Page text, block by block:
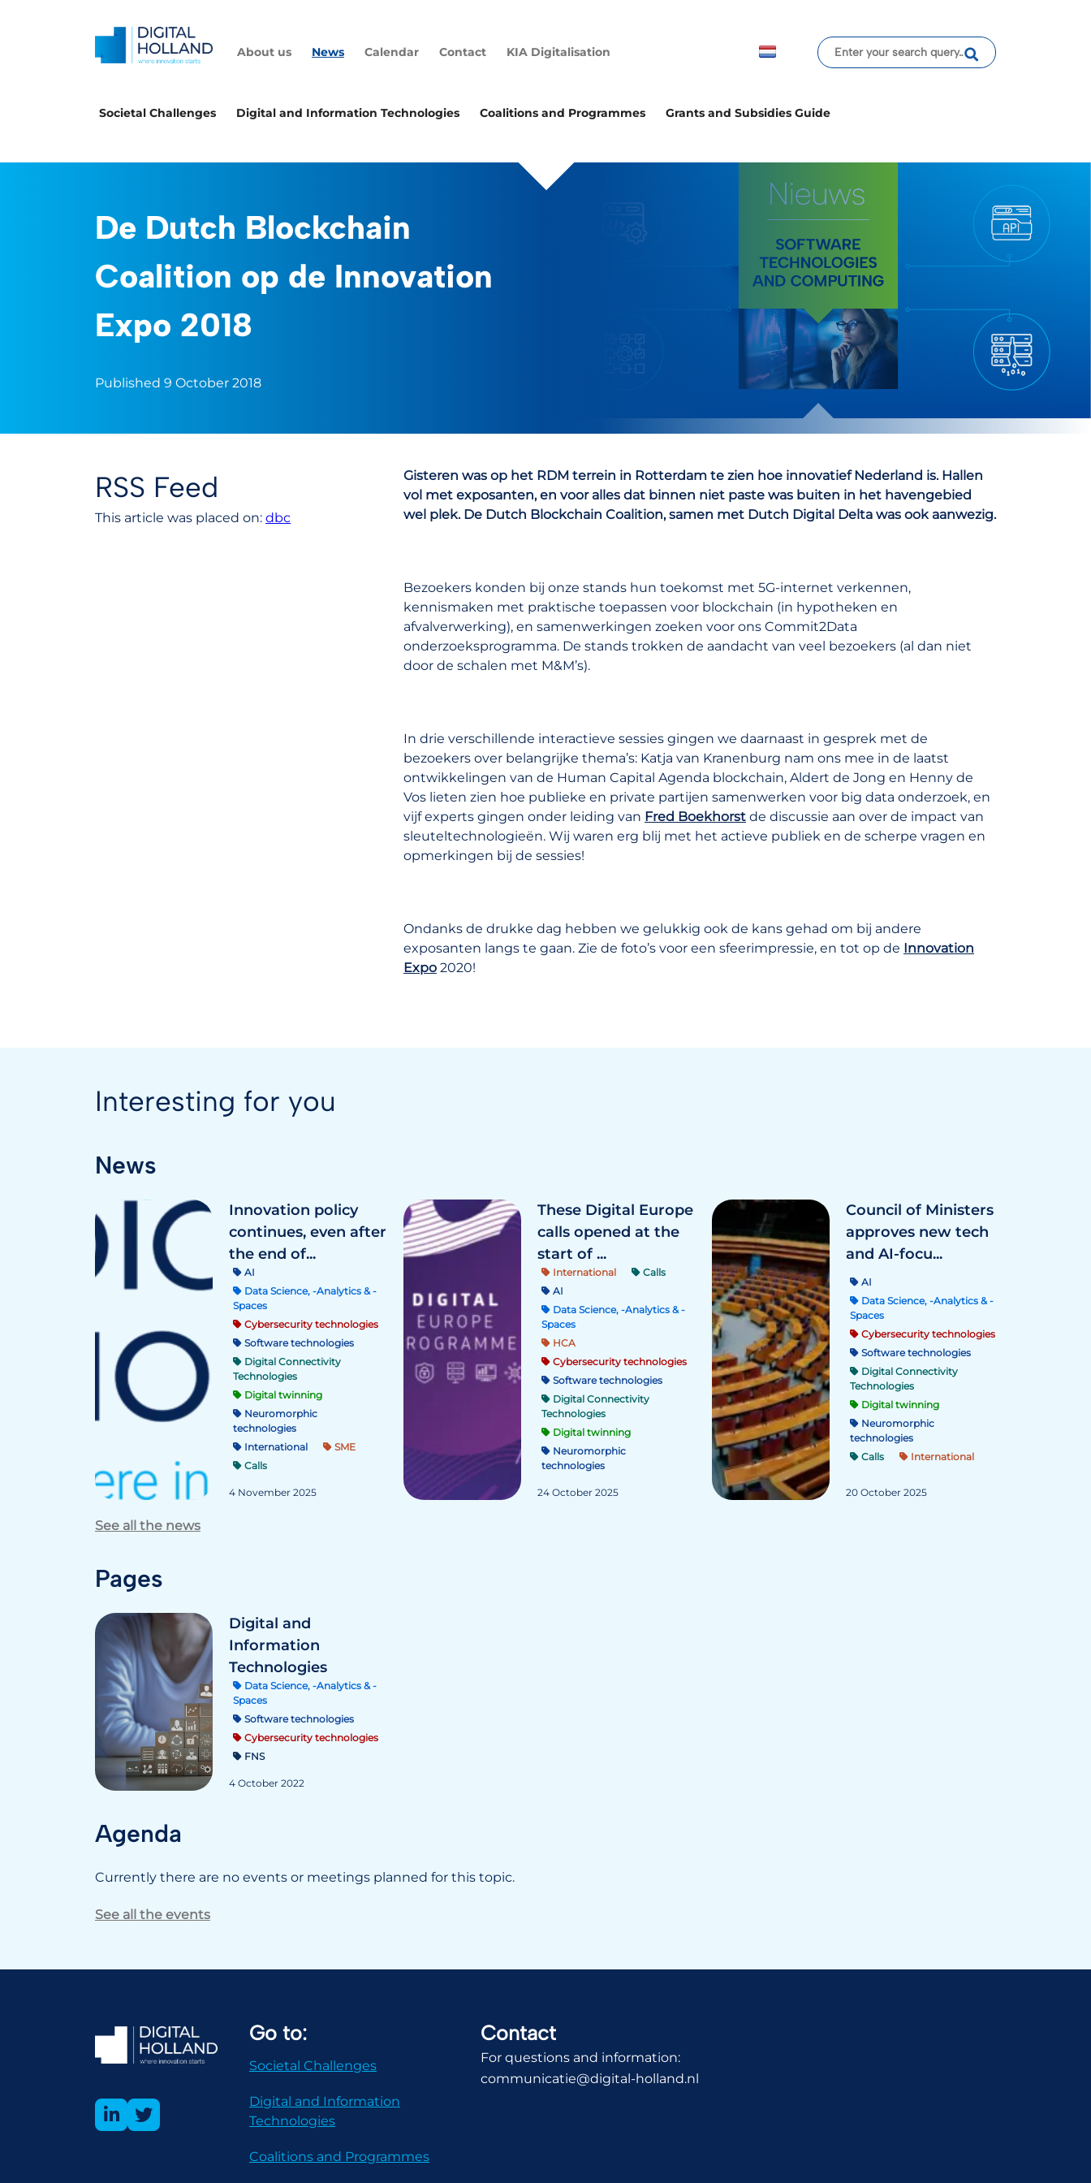
About us News Calendar Contact KIA Digitalisation
Societal Challenges Digital and Information Technologies Coalitions and Programmes Grants and Subsidies Guide
De Dutch Blockchain
Coalition op de Innovation
Expo 2018
Published 9 October 2018
RSS Feed
This article was placed on: dbc
Gisteren was op het RDM terrein in Rotterdam te zien hoe innovatief Nederland is. Hallen
vol met exposanten, en voor alles dat binnen niet paste was buiten in het havengebied
wel plek. De Dutch Blockchain Coalition, samen met Dutch Digital Delta was ook aanwezig.
Bezoekers konden bij onze stands hun toekomst met 5G-internet verkennen,
kennismaken met praktische toepassen voor blockchain (in hypotheken en
afvalverwerking), en samenwerkingen zoeken voor ons Commit2Data
onderzoeksprogramma. De stands trokken de aandacht van veel bezoekers (al dan niet
door de schalen met M&M’s).
In drie verschillende interactieve sessies gingen we daarnaast in gesprek met de
bezoekers over belangrijke thema’s: Katja van Kranenburg nam ons mee in de laatst
ontwikkelingen van de Human Capital Agenda blockchain, Aldert de Jong en Henny de
Vos lieten zien hoe publieke en private partijen samenwerken voor big data onderzoek, en
vijf experts gingen onder leiding van Fred Boekhorst de discussie aan over de impact van
sleuteltechnologieën. Wij waren erg blij met het actieve publiek en de scherpe vragen en
opmerkingen bij de sessies!
Ondanks de drukke dag hebben we gelukkig ook de kans gehad om bij andere
exposanten langs te gaan. Zie de foto’s voor een sfeerimpressie, en tot op de Innovation
Expo 2020!
Interesting for you
News
Innovation policy
continues, even after
the end of...
AI
Data Science, -Analytics & -
Spaces
Cybersecurity technologies
Software technologies
Digital Connectivity
Technologies
Digital twinning
Neuromorphic
technologies
International
SME
Calls
4 November 2025
These Digital Europe
calls opened at the
start of ...
International
Calls
AI
Data Science, -Analytics & -
Spaces
HCA
Cybersecurity technologies
Software technologies
Digital Connectivity
Technologies
Digital twinning
Neuromorphic
technologies
24 October 2025
Council of Ministers
approves new tech
and AI-focu...
AI
Data Science, -Analytics & -
Spaces
Cybersecurity technologies
Software technologies
Digital Connectivity
Technologies
Digital twinning
Neuromorphic
technologies
Calls
International
20 October 2025
See all the news
Pages
Digital and
Information
Technologies
Data Science, -Analytics & -
Spaces
Software technologies
Cybersecurity technologies
FNS
4 October 2022
Agenda
Currently there are no events or meetings planned for this topic.
See all the events
Go to:
Societal Challenges
Digital and Information
Technologies
Coalitions and Programmes
Contact
For questions and information:
communicatie@digital-holland.nl